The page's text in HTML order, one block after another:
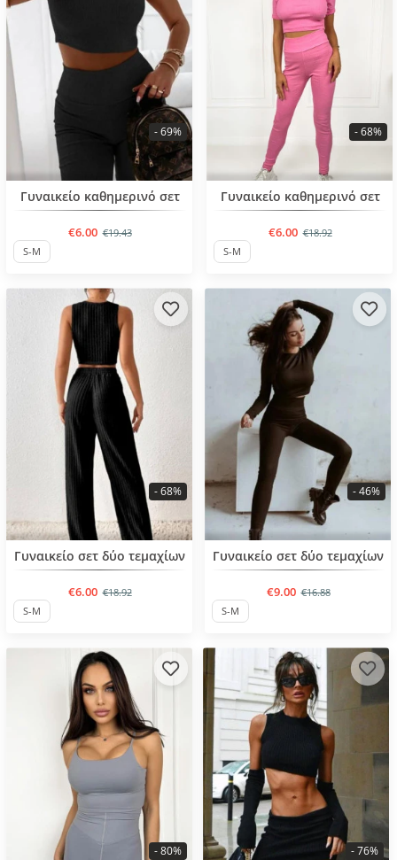
BESTSELLER
Γυναικείο καθημερινό σετ
€6.00 €19.43
- 69%
S-M
BESTSELLER
Γυναικείο καθημερινό σετ
€6.00 €18.92
- 68%
S-M
BESTSELLER
Γυναικείο σετ δύο τεμαχίων
€6.00 €18.92
- 68%
S-M
BESTSELLER
Γυναικείο σετ δύο τεμαχίων
€9.00 €16.88
- 46%
S-M
- 80% - 76%